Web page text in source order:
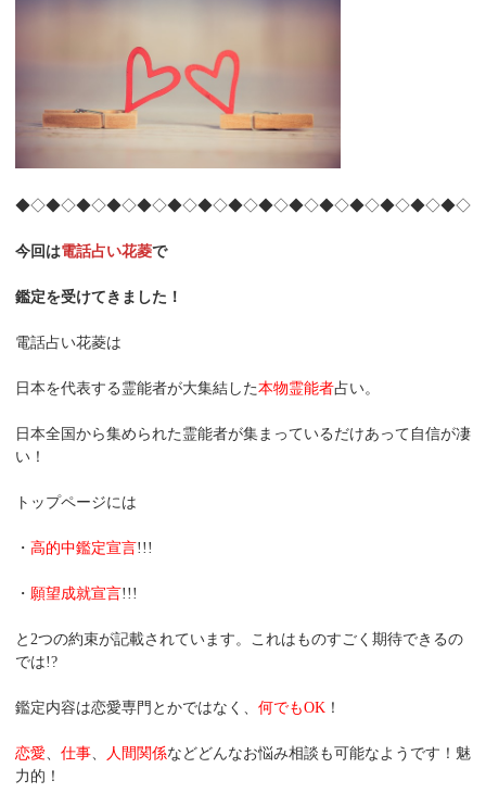
◆◇◆◇◆◇◆◇◆◇◆◇◆◇◆◇◆◇◆◇◆◇◆◇◆◇◆◇◆◇
今回は電話占い花菱で
鑑定を受けてきました！
電話占い花菱は
日本を代表する霊能者が大集結した本物霊能者占い。
日本全国から集められた霊能者が集まっているだけあって自信が凄
い！
トップページには
・ 高的中鑑定宣言!!!
・ 願望成就宣言!!!
と2つの約束が記載されています。これはものすごく期待できるの
では!?
鑑定内容は恋愛専門とかではなく、 何でもOK ！
恋愛、 仕事、 人間関係などどんなお悩み相談も可能なようです！魅
力的！